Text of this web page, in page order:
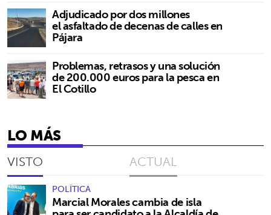
Adjudicado por dos millones
el asfaltado de decenas de calles en
Pájara
Problemas, retrasos y una solución
de 200.000 euros para la pesca en
El Cotillo
LO MÁS
VISTO ACTUAL
POLÍTICA
Marcial Morales cambia de isla